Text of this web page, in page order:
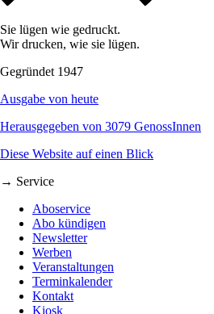
Sie lügen wie gedruckt.
Wir drucken, wie sie lügen.
Gegründet 1947
Ausgabe von heute
Herausgegeben von 3079 GenossInnen
Diese Website auf einen Blick
→ Service
Aboservice
Abo kündigen
Newsletter
Werben
Veranstaltungen
Terminkalender
Kontakt
Kiosk